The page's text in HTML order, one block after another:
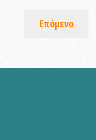
Επόμενο